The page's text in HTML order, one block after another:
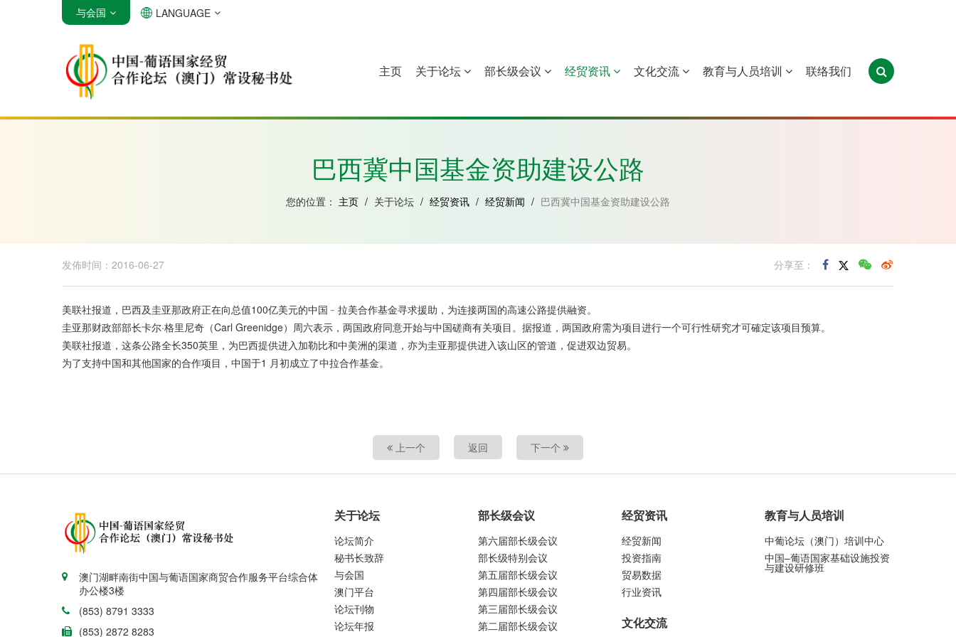
安哥拉 巴西 佛得角 几內亚比绍 赤道几內亚 莫桑比克 葡萄牙 圣多美和普林西比 东帝汶
与会国 LANGUAGE
主页 关于论坛 部长级会议 经贸资讯 文化交流 教育与人员培训 联络我们
巴西冀中国基金资助建设公路
您的位置： 主页 / 关于论坛 / 经贸资讯 / 经贸新闻 / 巴西冀中国基金资助建设公路
发佈时间：2016-06-27 分享至：
美联社报道，巴西及圭亚那政府正在向总值100亿美元的中国﹣拉美合作基金寻求援助，为连接两国的高速公路提供融资。
圭亚那财政部部长卡尔·格里尼奇（Carl Greenidge）周六表示，两国政府同意开始与中国磋商有关项目。据报道，两国政府需为项目进行一个可行性研究才可確定该项目预算。
美联社报道，这条公路全长350英里，为巴西提供进入加勒比和中美洲的渠道，亦为圭亚那提供进入该山区的管道，促进双边贸易。
为了支持中国和其他国家的合作项目，中国于1 月初成立了中拉合作基金。
上一个 返回 下一个
澳门湖畔南街中国与葡语国家商贸合作服务平台综合体
办公楼3楼
(853) 8791 3333
(853) 2872 8283
关于论坛
论坛简介
秘书长致辞
与会国
澳门平台
论坛刊物
论坛年报
部长级会议
第六届部长级会议
部长级特别会议
第五届部长级会议
第四届部长级会议
第三届部长级会议
第二届部长级会议
经贸资讯
经贸新闻
投资指南
贸易数据
行业资讯
文化交流
教育与人员培训
中葡论坛（澳门）培训中心
中国–葡语国家基础设施投资
与建设研修班